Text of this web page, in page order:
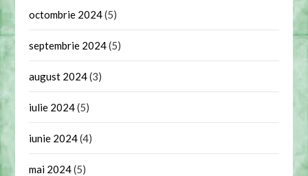
octombrie 2024(5)
septembrie 2024(5)
august 2024(3)
iulie 2024(5)
iunie 2024(4)
mai 2024(5)